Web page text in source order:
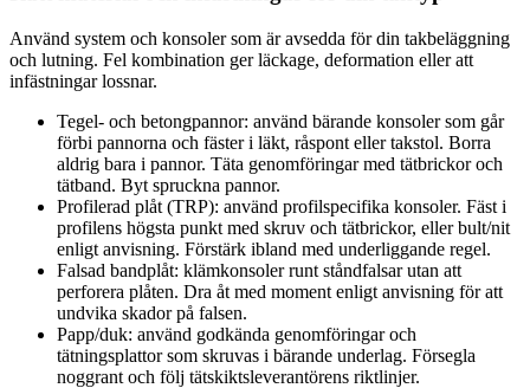
Använd system och konsoler som är avsedda för din takbeläggning
och lutning. Fel kombination ger läckage, deformation eller att
infästningar lossnar.
Tegel- och betongpannor: använd bärande konsoler som går
förbi pannorna och fäster i läkt, råspont eller takstol. Borra
aldrig bara i pannor. Täta genomföringar med tätbrickor och
tätband. Byt spruckna pannor.
Profilerad plåt (TRP): använd profilspecifika konsoler. Fäst i
profilens högsta punkt med skruv och tätbrickor, eller bult/nit
enligt anvisning. Förstärk ibland med underliggande regel.
Falsad bandplåt: klämkonsoler runt ståndfalsar utan att
perforera plåten. Dra åt med moment enligt anvisning för att
undvika skador på falsen.
Papp/duk: använd godkända genomföringar och
tätningsplattor som skruvas i bärande underlag. Försegla
noggrant och följ tätskiktsleverantörens riktlinjer.